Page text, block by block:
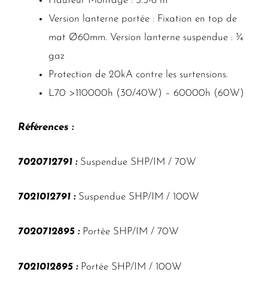
Version lanterne portée : Fixation en top de
mat Ø60mm. Version lanterne suspendue : ¾
gaz
Protection de 20kA contre les surtensions.
L70 >110000h (30/40W) – 60000h (60W)
Références :
7020712791 : Suspendue SHP/IM / 70W
7021012791 : Suspendue SHP/IM / 100W
7020712895 : Portée SHP/IM / 70W
7021012895 : Portée SHP/IM / 100W